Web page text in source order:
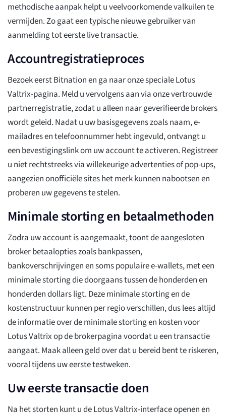
methodische aanpak helpt u veelvoorkomende valkuilen te
vermijden. Zo gaat een typische nieuwe gebruiker van
aanmelding tot eerste live transactie.
Accountregistratieproces
Bezoek eerst Bitnation en ga naar onze speciale Lotus
Valtrix-pagina. Meld u vervolgens aan via onze vertrouwde
partnerregistratie, zodat u alleen naar geverifieerde brokers
wordt geleid. Nadat u uw basisgegevens zoals naam, e-
mailadres en telefoonnummer hebt ingevuld, ontvangt u
een bevestigingslink om uw account te activeren. Registreer
u niet rechtstreeks via willekeurige advertenties of pop-ups,
aangezien onofficiële sites het merk kunnen nabootsen en
proberen uw gegevens te stelen.
Minimale storting en betaalmethoden
Zodra uw account is aangemaakt, toont de aangesloten
broker betaalopties zoals bankpassen,
bankoverschrijvingen en soms populaire e-wallets, met een
minimale storting die doorgaans tussen de honderden en
honderden dollars ligt. Deze minimale storting en de
kostenstructuur kunnen per regio verschillen, dus lees altijd
de informatie over de minimale storting en kosten voor
Lotus Valtrix op de brokerpagina voordat u een transactie
aangaat. Maak alleen geld over dat u bereid bent te riskeren,
vooral tijdens uw eerste testweken.
Uw eerste transactie doen
Na het storten kunt u de Lotus Valtrix-interface openen en